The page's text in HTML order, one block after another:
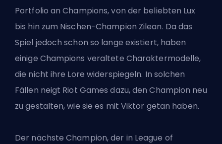
Portfolio an Champions, von der beliebten Lux
bis hin zum Nischen-Champion Zilean. Da das
Spiel jedoch schon so lange existiert, haben
einige Champions veraltete Charaktermodelle,
die nicht ihre Lore widerspiegeln. In solchen
Fällen neigt Riot Games dazu, den Champion neu
zu gestalten, wie sie es mit Viktor getan haben.
Der nächste Champion, der in League of